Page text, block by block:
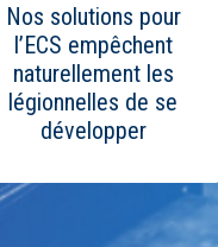
Nos solutions pour
l’ECS empêchent
naturellement les
légionnelles de se
développer